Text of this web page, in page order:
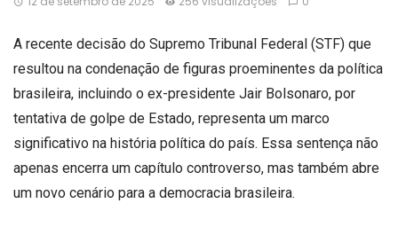
A recente decisão do Supremo Tribunal Federal (STF) que
resultou na condenação de figuras proeminentes da política
brasileira, incluindo o ex-presidente Jair Bolsonaro, por
tentativa de golpe de Estado, representa um marco
significativo na história política do país. Essa sentença não
apenas encerra um capítulo controverso, mas também abre
um novo cenário para a democracia brasileira.